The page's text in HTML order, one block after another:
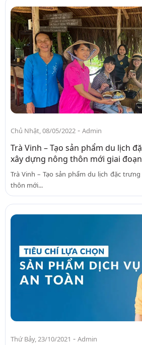
Chủ Nhật, 08/05/2022 - Admin
Trà Vinh – Tạo sản phẩm du lịch
xây dựng nông thôn mới giai đoạn
Trà Vinh – Tạo sản phẩm du lịch đặc
thôn mới...
Thứ Bảy, 23/10/2021 - Admin